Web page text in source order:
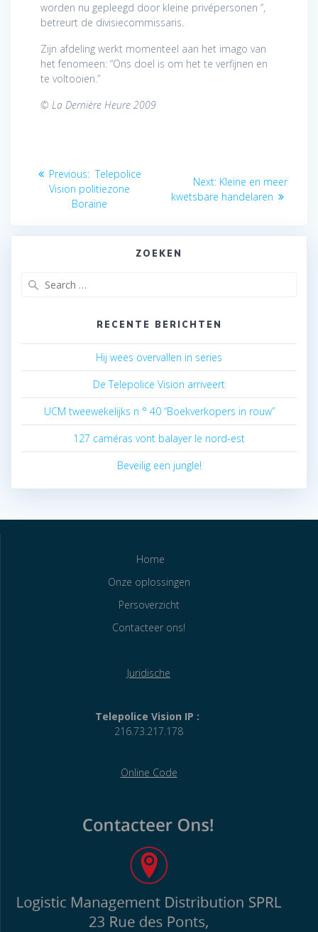
worden nu gepleegd door kleine privépersonen “,
betreurt de divisiecommissaris.
Zijn afdeling werkt momenteel aan het imago van
het fenomeen: “Ons doel is om het te verfijnen en
te voltooien.”
© La Dernière Heure 2009
Berichtnavigatie
Previous: Previous
post:
Telepolice
Vision politiezone
Boraine
Next: Next
post:
Kleine en meer
kwetsbare handelaren
ZOEKEN
RECENTE BERICHTEN
Hij wees overvallen in series
De Telepolice Vision arriveert
UCM tweewekelijks n ° 40 “Boekverkopers in rouw”
127 caméras vont balayer le nord-est
Beveilig een jungle!
Home
Onze oplossingen
Persoverzicht
Contacteer ons!
Juridische
Telepolice Vision IP :
216.73.217.178
Online Code